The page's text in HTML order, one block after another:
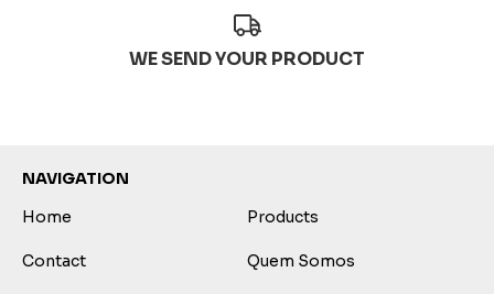
WE SEND YOUR PRODUCT
NAVIGATION
Home
Products
Contact Quem Somos